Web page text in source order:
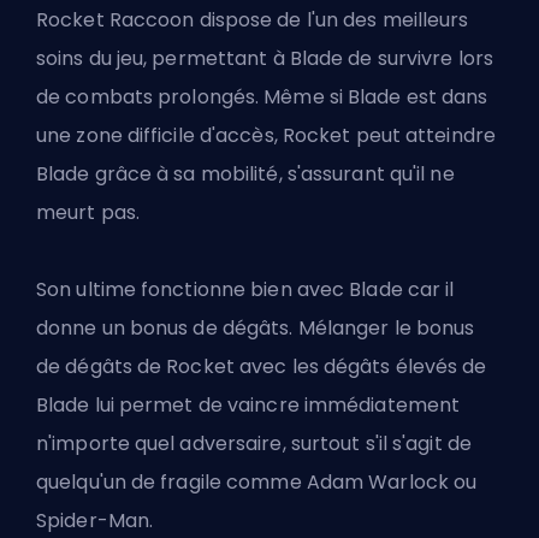
Rocket Raccoon dispose de l'un des meilleurs
soins du jeu, permettant à Blade de survivre lors
de combats prolongés. Même si Blade est dans
une zone difficile d'accès, Rocket peut atteindre
Blade grâce à sa mobilité, s'assurant qu'il ne
meurt pas.
Son ultime fonctionne bien avec Blade car il
donne un bonus de dégâts. Mélanger le bonus
de dégâts de Rocket avec les dégâts élevés de
Blade lui permet de vaincre immédiatement
n'importe quel adversaire, surtout s'il s'agit de
quelqu'un de fragile comme Adam Warlock ou
Spider-Man.